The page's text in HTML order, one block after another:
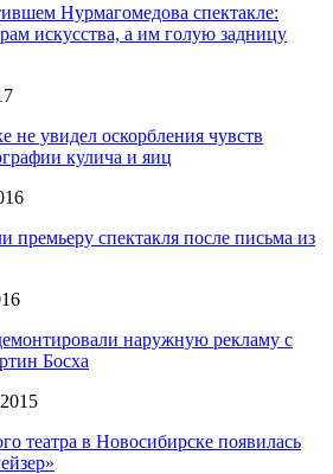
Нурмагомедова спектакле:
искусства, а им голую задницу
не увидел оскорбления чувств
кулича и яиц
премьеру спектакля после письма из
наружную рекламу с
Босха
театра в Новосибирске появилась